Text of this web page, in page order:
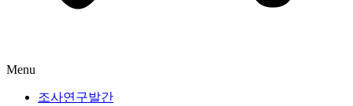
Menu
조사연구발간